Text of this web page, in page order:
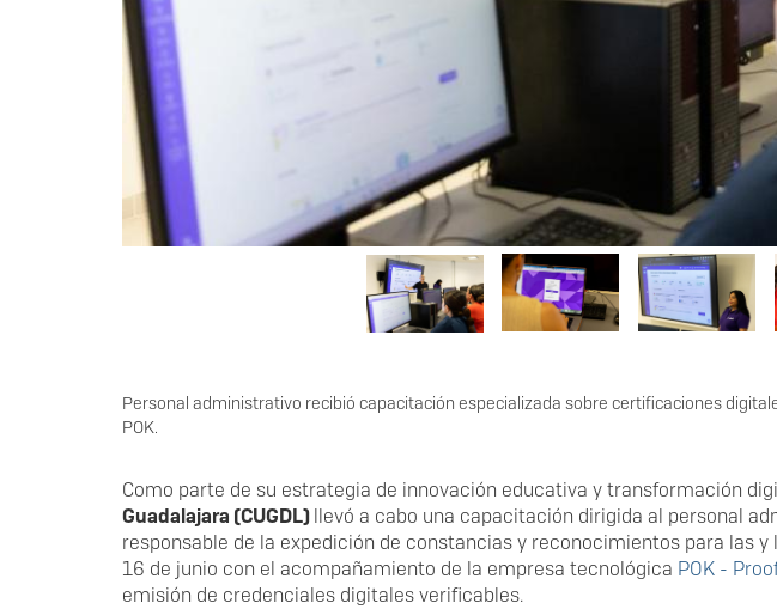
Personal administrativo recibió capacitación especializada sobre certificaciones
POK.
Como parte de su estrategia de innovación educativa y transformación
Guadalajara (CUGDL)llevó a cabo una capacitación dirigida al personal
responsable de la expedición de constancias y reconocimientos para las
16 de junio con el acompañamiento de la empresa tecnológica POK -
emisión de credenciales digitales verificables.